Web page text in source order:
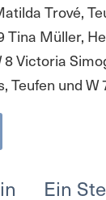
Trové,
Tina Müller,
8 Victoria
Teufen und W
Ein